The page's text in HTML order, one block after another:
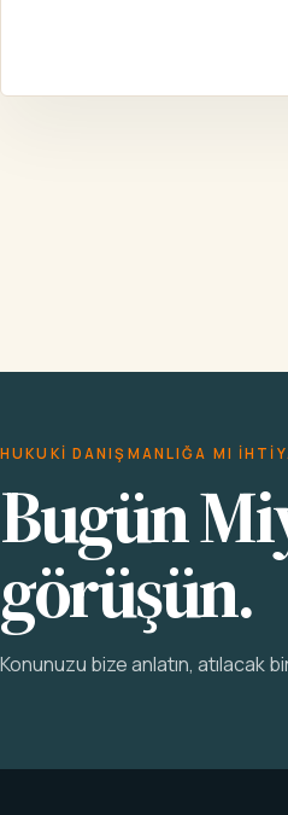
HUKUKI DANIŞMANLIĞA MI
Bugün
görüşün.
Konunuzu bize anlatın, atılacak